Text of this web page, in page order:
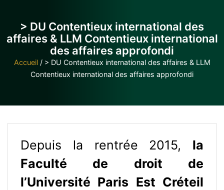
> DU Contentieux international des
affaires & LLM Contentieux international
des affaires approfondi
Accueil/ > DU Contentieux international des affaires & LLM
Contentieux international des affaires approfondi
Depuis la rentrée 2015, la
Faculté de droit de
l’Université Paris Est Créteil